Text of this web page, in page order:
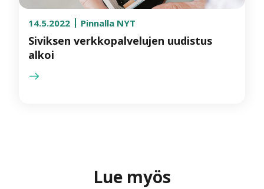
14.5.2022 Pinnalla NYT
Siviksen verkkopalvelujen uudistus
alkoi
Lue myös